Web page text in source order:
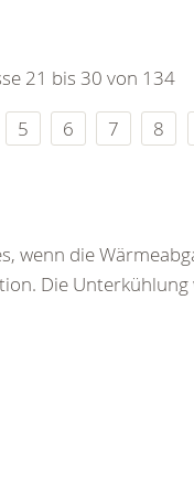
21 bis 30 von 134
5 6 7 8
wenn die
Die Unterkühlung